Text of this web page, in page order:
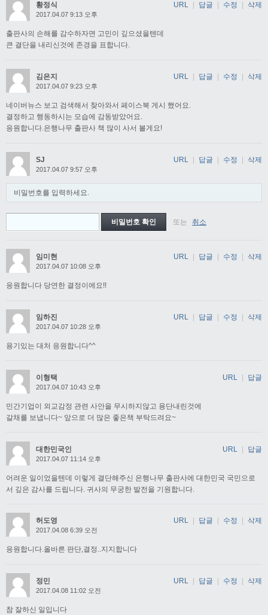
황정식
2017.04.07 9:13 오후
출판사의 손해를 감수하자면 고민이 깊으셨을텐데
큰 결단을 내리신것에 존경을 표합니다.
URL 답글 수정 삭제
김은지
2017.04.07 9:23 오후
네이버뉴스 보고 검색해서 찾아와서 페이스북 게시 했어요.
결정하고 행동하시는 모습에 감동받았어요.
응원합니다.은행나무 출판사 책 많이 사서 볼게요!
URL 답글 수정 삭제
SJ
2017.04.07 9:57 오후
비밀번호를 입력하세요.
또는 취소
URL 답글 수정 삭제
임미현
2017.04.07 10:08 오후
응원합니다 당연한 결정이에요!!
URL 답글 수정 삭제
임하진
2017.04.07 10:28 오후
용기있는 대처 응원합니다^^
URL 답글 수정 삭제
이형택
2017.04.07 10:43 오후
민간기업이 외교감정 관련 사안을 무시하지않고 용단내린것에
갈채를 보냅니다~ 앞으로 더 많은 좋은책 부탁드려요~
URL | 답글
대한민국인
2017.04.07 11:14 오후
어려운 일이었을텐데 이렇게 결단해주신 은행나무 출판사에 대한민국 국민으로
서 깊은 감사를 드립니다. 귀사의 무궁한 발전을 기원합니다.
URL | 답글
허도영
2017.04.08 6:39 오전
응원합니다.올바른 판단,결정..지지합니다
URL 답글 수정 삭제
정민
2017.04.08 11:02 오전
참 잘하신 일입니다
URL 답글 수정 삭제